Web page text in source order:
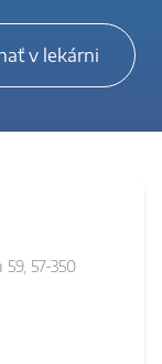
v lekárni
59, 57-350